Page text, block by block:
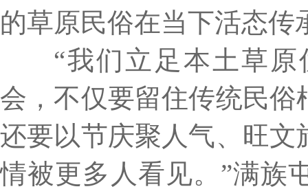
的草原民俗在当下活态传
“我们立足本土草
会，不仅要留住传统民
还要以节庆聚人气、旺
情被更多人看见。”满族